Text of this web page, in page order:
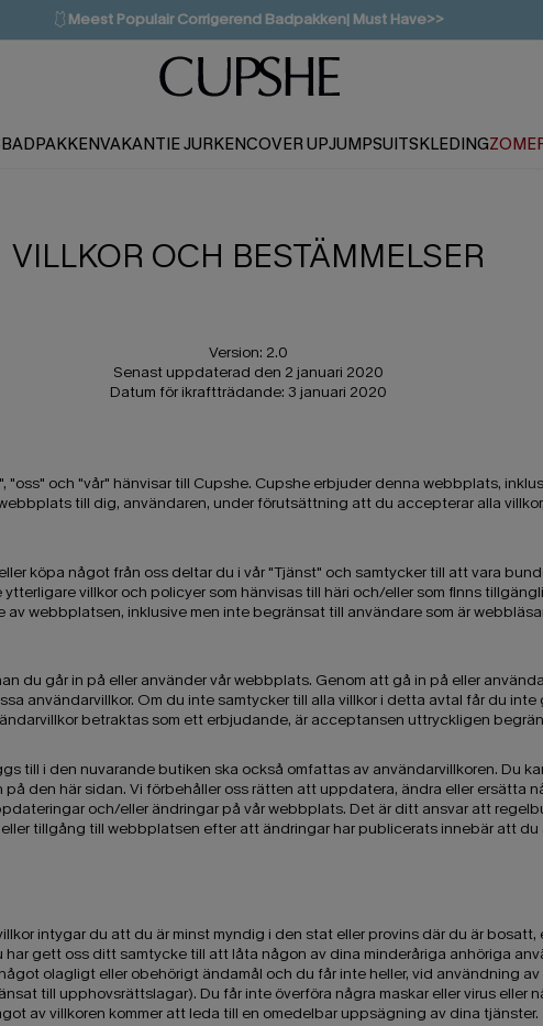
🩱 Meest Populair Corrigerend Badpakken| Must Have>>
💌Abonneer je & ontvang tot 15% korting>>
Koop 3, krijg 15% korting | CODE: SW15 1D:10H:44M:28S
BADPAKKENVAKANTIE JURKENCOVER UPJUMPSUITSKLEDING
VILLKOR OCH BESTÄMMELSER
Version: 2.0
Senast uppdaterad den 2 januari 2020
Datum för ikraftträdande: 3 januari 2020
"oss" och "vår" hänvisar till Cupshe. Cupshe erbjuder denna webbplats,
till dig, användaren, under förutsättning att du accepterar alla
köpa något från oss deltar du i vår "Tjänst" och samtycker till att vara
ytterligare villkor och policyer som hänvisas till häri och/eller som finns
webbplatsen, inklusive men inte begränsat till användare som är
du går in på eller använder vår webbplats. Genom att gå in på eller
användarvillkor. Om du inte samtycker till alla villkor i detta avtal får du
betraktas som ett erbjudande, är acceptansen uttryckligen
till i den nuvarande butiken ska också omfattas av användarvillkoren. Du
den här sidan. Vi förbehåller oss rätten att uppdatera, ändra eller ersätta
och/eller ändringar på vår webbplats. Det är ditt ansvar att
tillgång till webbplatsen efter att ändringar har publicerats innebär att
intygar du att du är minst myndig i den stat eller provins där du är
gett oss ditt samtycke till att låta någon av dina minderåriga anhöriga
olagligt eller obehörigt ändamål och du får inte heller, vid användning
till upphovsrättslagar). Du får inte överföra några maskar eller virus eller
av villkoren kommer att leda till en omedelbar uppsägning av dina tjänster.